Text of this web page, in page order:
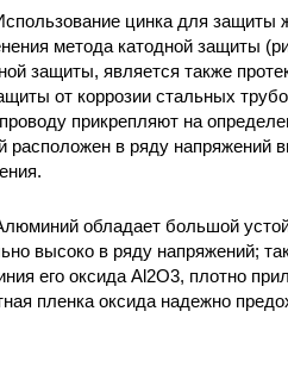
цинка для защиты
метода катодной защиты
защиты, является также
от коррозии стальных
прикрепляют на
расположен в ряду напряжений
обладает большой
высоко в ряду напряжений;
его оксида Al2O3, плотно
пленка оксида надежно